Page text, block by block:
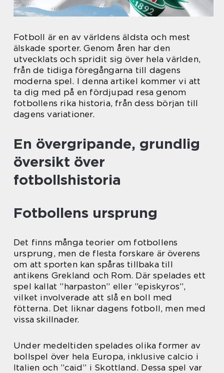
Fotboll är en av världens äldsta och mest
älskade sporter. Genom åren har den
utvecklats och spridit sig över hela världen,
från de tidiga föregångarna till dagens
moderna spel. I denna artikel kommer vi att
ta dig med på en fördjupad resa genom
fotbollens rika historia, från dess början till
dagens variationer.
En övergripande, grundlig
översikt över
fotbollshistoria
Fotbollens ursprung
Det finns många teorier om fotbollens
ursprung, men de flesta forskare är överens
om att sporten kan spåras tillbaka till
antikens Grekland och Rom. Där spelades ett
spel kallat ”harpaston” eller ”episkyros”,
vilket involverade att slå en boll med
fötterna. Det liknar dagens fotboll, men med
vissa skillnader.
Under medeltiden spelades olika former av
bollspel över hela Europa, inklusive calcio i
Italien och ”caid” i Skottland. Dessa spel var